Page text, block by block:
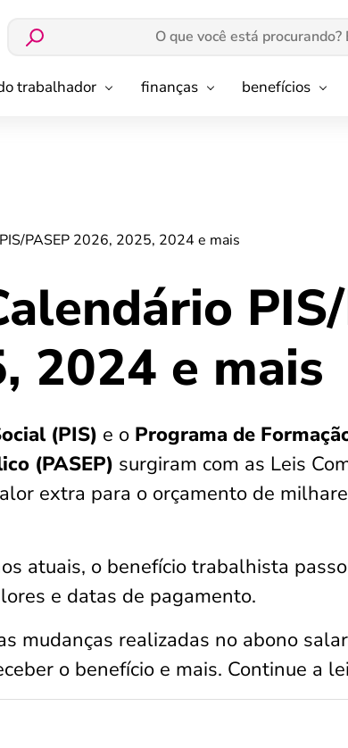
trabalhador finanças benefícios
PASEP 2026, 2025, 2024 e mais
2024 e mais
(PIS) e o Programa de
(PASEP) surgiram com as Leis
extra para o orçamento de
atuais, o benefício trabalhista
e datas de pagamento.
mudanças realizadas no abono
o benefício e mais. Continue a